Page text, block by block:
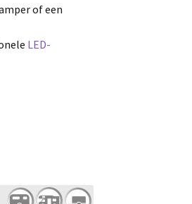
of een
LED-